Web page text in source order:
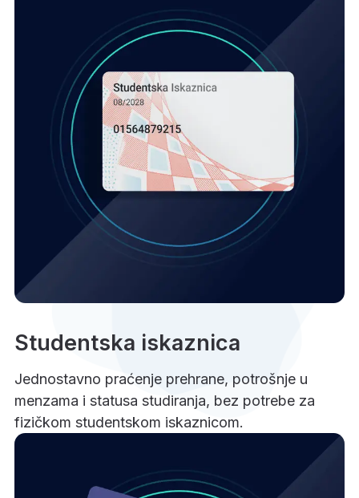
Studentska iskaznica
Jednostavno praćenje prehrane, potrošnje u
menzama i statusa studiranja, bez potrebe za
fizičkom studentskom iskaznicom.